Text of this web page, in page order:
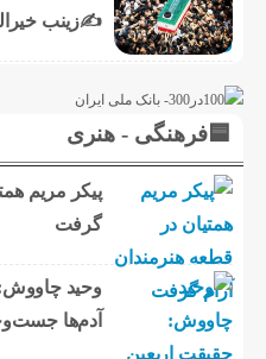
✍زینب
🟦فرهنگی - هنری
پیکر مریم
گرفت
وحید چاووش:
آدم‌ها